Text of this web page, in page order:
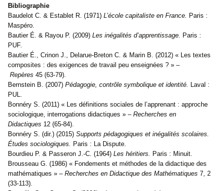
Bibliographie
Baudelot C. & Establet R. (1971) L’école capitaliste en France. Paris :
Maspéro.
Bautier É. & Rayou P. (2009) Les inégalités d’apprentissage. Paris :
PUF.
Bautier É., Crinon J., Delarue-Breton C. & Marin B. (2012) « Les textes
composites : des exigences de travail peu enseignées ? » –
Repères 45 (63-79).
Bernstein B. (2007) Pédagogie, contrôle symbolique et identité. Laval :
PUL.
Bonnéry S. (2011) « Les définitions sociales de l’apprenant : approche
sociologique, interrogations didactiques » – Recherches en
Didactiques 12 (65-84).
Bonnéry S. (dir.) (2015) Supports pédagogiques et inégalités scolaires.
Études sociologiques. Paris : La Dispute.
Bourdieu P. & Passeron J.-C. (1964) Les héritiers. Paris : Minuit.
Brousseau G. (1986) « Fondements et méthodes de la didactique des
mathématiques » – Recherches en Didactique des Mathématiques 7, 2
(33-113).